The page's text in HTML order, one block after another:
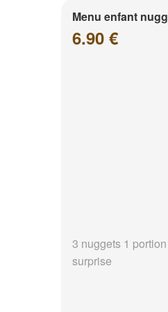
Menu enfant
6.90 €
3 nuggets 1
surprise